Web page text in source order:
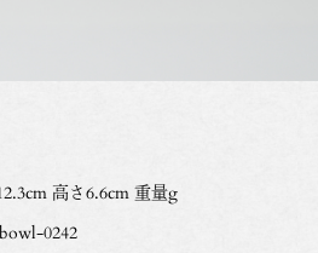
高さ6.6cm 重量g
0242